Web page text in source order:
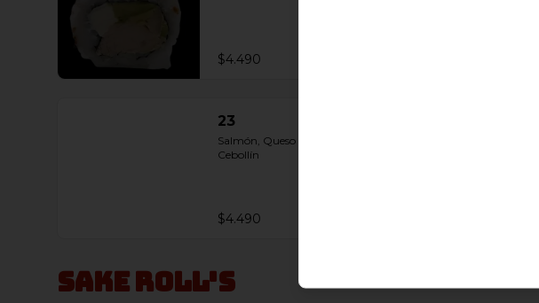
$4.490
23
Salmón, Queso Crema, Palta y
Cebollín
$4.490
Sake Roll's